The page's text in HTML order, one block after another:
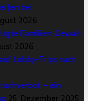
bei
2026
Familien: Gewalt
2026
Lobby-Trips nach
– ein
25. Dezember 2025